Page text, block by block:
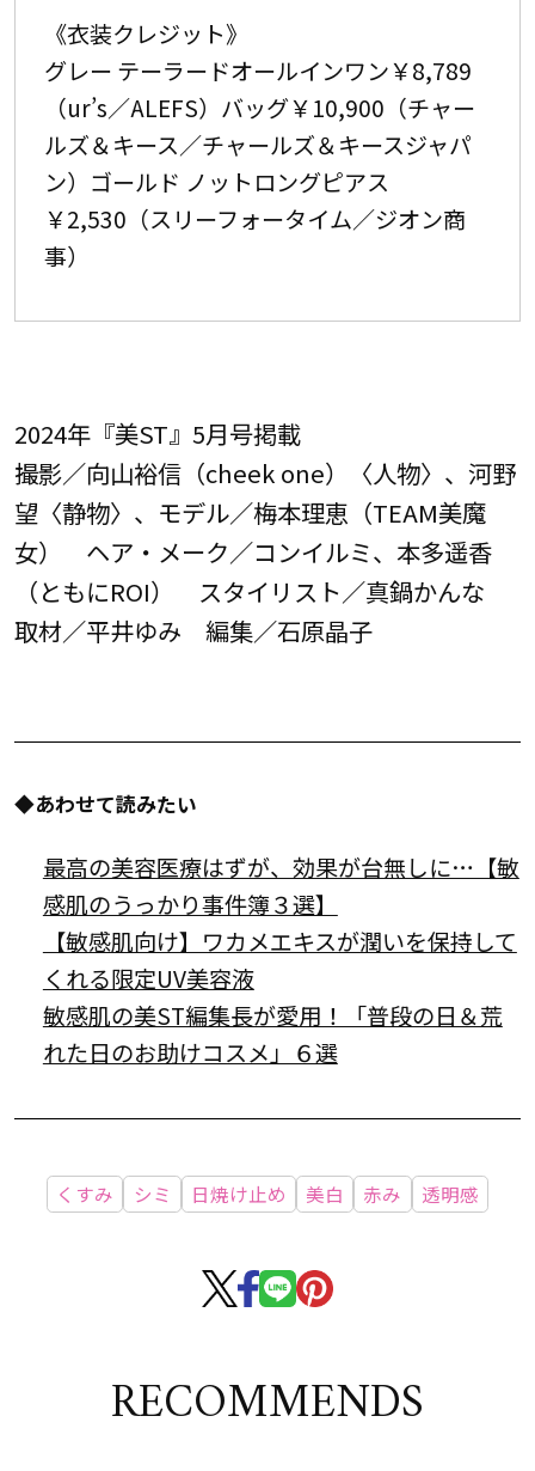
《衣装クレジット》
グレー テーラードオールインワン￥8,789
（ur’s／ALEFS）バッグ￥10,900（チャー
ルズ＆キース／チャールズ＆キースジャパ
ン）ゴールド ノットロングピアス
￥2,530（スリーフォータイム／ジオン商
事）
2024年『美ST』5月号掲載
撮影／向山裕信（cheek one）〈人物〉、河野
望〈静物〉、モデル／梅本理恵（TEAM美魔
女） ヘア・メーク／コンイルミ、本多遥香
（ともにROI） スタイリスト／真鍋かんな
取材／平井ゆみ 編集／石原晶子
◆あわせて読みたい
最高の美容医療はずが、効果が台無しに…【敏
感肌のうっかり事件簿３選】
【敏感肌向け】ワカメエキスが潤いを保持して
くれる限定UV美容液
敏感肌の美ST編集長が愛用！「普段の日＆荒
れた日のお助けコスメ」６選
くすみ シミ 日焼け止め 美白 赤み 透明感
RECOMMENDS